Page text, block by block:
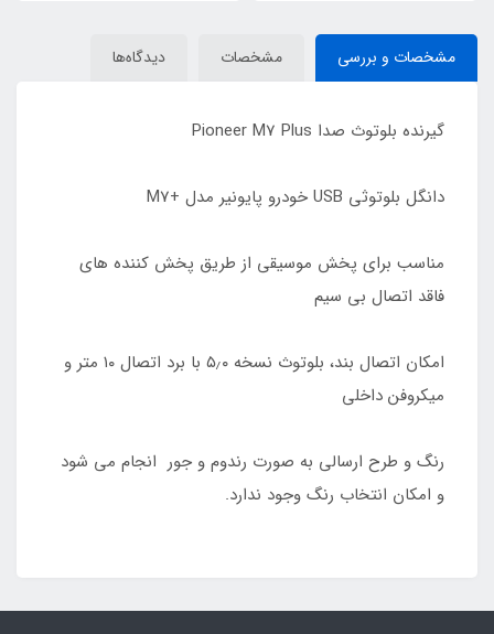
مشخصات و بررسی مشخصات دیدگاه‌ها
گیرنده بلوتوث صدا Pioneer M7 Plus
دانگل بلوتوثی USB خودرو پایونیر مدل +M7
مناسب برای پخش موسیقی از طریق پخش کننده های
فاقد اتصال بی سیم
امکان اتصال بند، بلوتوث نسخه ۵٫۰ با برد اتصال ۱۰ متر و
میکروفن داخلی
رنگ و طرح ارسالی به صورت رندوم و جور انجام می شود
و امکان انتخاب رنگ وجود ندارد.